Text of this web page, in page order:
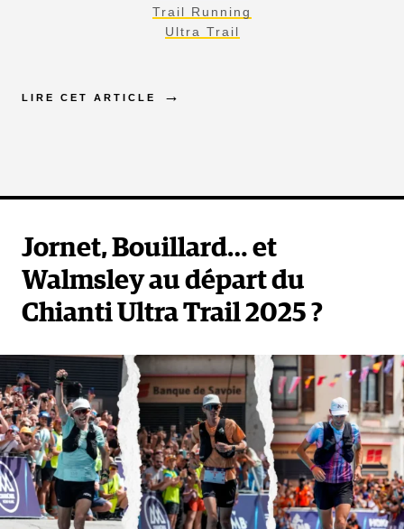
Trail Running
Ultra Trail
LIRE CET ARTICLE
Jornet, Bouillard… et
Walmsley au départ du
Chianti Ultra Trail 2025 ?